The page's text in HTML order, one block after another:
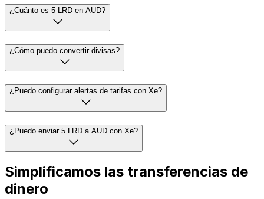
¿Cuánto es 5 LRD en AUD?
¿Cómo puedo convertir divisas?
¿Puedo configurar alertas de tarifas con Xe?
¿Puedo enviar 5 LRD a AUD con Xe?
Simplificamos las transferencias de
dinero